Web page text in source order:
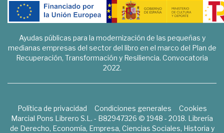
Ayudas públicas para la modernización de las pequeñas y
medianas empresas del sector del libro en el marco del Plan de
Recuperación, Transformación y Resiliencia. Convocatoria
2022.
Política de privacidad Condiciones generales
Cookies
Marcial Pons Librero S.L. - B82947326 © 1948 - 2018. Librería
de Derecho, Economía, Empresa, Ciencias Sociales, Historia y